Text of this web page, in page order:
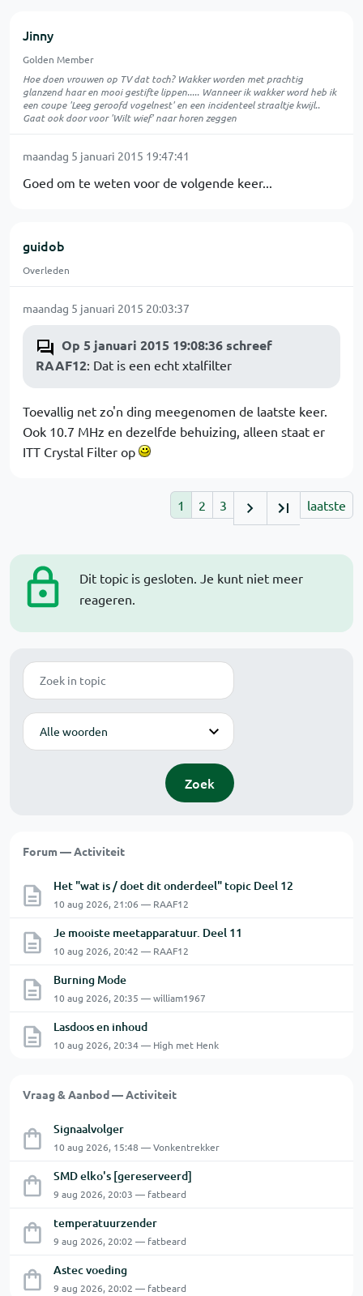
Dit topic is gesloten. Je kunt niet meer
reageren.
Zoek
Modus
Zoek
Forum — Activiteit
Het "wat is / doet dit onderdeel" topic Deel 12
10 aug 2026, 21:06 — RAAF12
Je mooiste meetapparatuur. Deel 11
10 aug 2026, 20:42 — RAAF12
Burning Mode
10 aug 2026, 20:35 — william1967
Lasdoos en inhoud
10 aug 2026, 20:34 — High met Henk
Vraag & Aanbod — Activiteit
Signaalvolger
10 aug 2026, 15:48 — Vonkentrekker
SMD elko's [gereserveerd]
9 aug 2026, 20:03 — fatbeard
temperatuurzender
9 aug 2026, 20:02 — fatbeard
Astec voeding
9 aug 2026, 20:02 — fatbeard
Jinny
Golden Member
Hoe doen vrouwen op TV dat toch? Wakker worden met prachtig
glanzend haar en mooi gestifte lippen..... Wanneer ik wakker word heb ik
een coupe 'Leeg geroofd vogelnest' en een incidenteel straaltje kwijl..
Gaat ook door voor 'Wilt wief' naar horen zeggen
maandag 5 januari 2015 19:47:41
Goed om te weten voor de volgende keer...
guidob
Overleden
maandag 5 januari 2015 20:03:37
Op 5 januari 2015 19:08:36 schreef
RAAF12: Dat is een echt xtalfilter
Toevallig net zo'n ding meegenomen de laatste keer.
Ook 10.7 MHz en dezelfde behuizing, alleen staat er
ITT Crystal Filter op
1 2 3 laatste